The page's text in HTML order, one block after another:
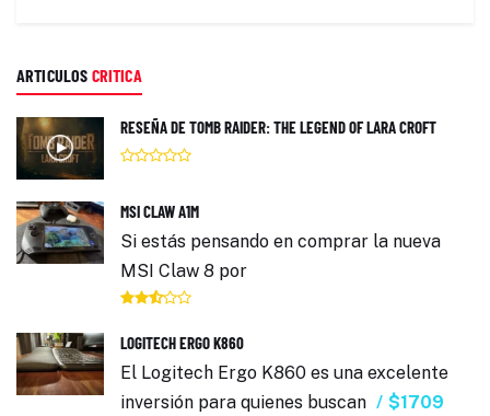
ARTICULOS CRITICA
RESEÑA DE TOMB RAIDER: THE LEGEND OF LARA CROFT
MSI CLAW A1M
Si estás pensando en comprar la nueva
MSI Claw 8 por
LOGITECH ERGO K860
El Logitech Ergo K860 es una excelente
inversión para quienes buscan
$1709